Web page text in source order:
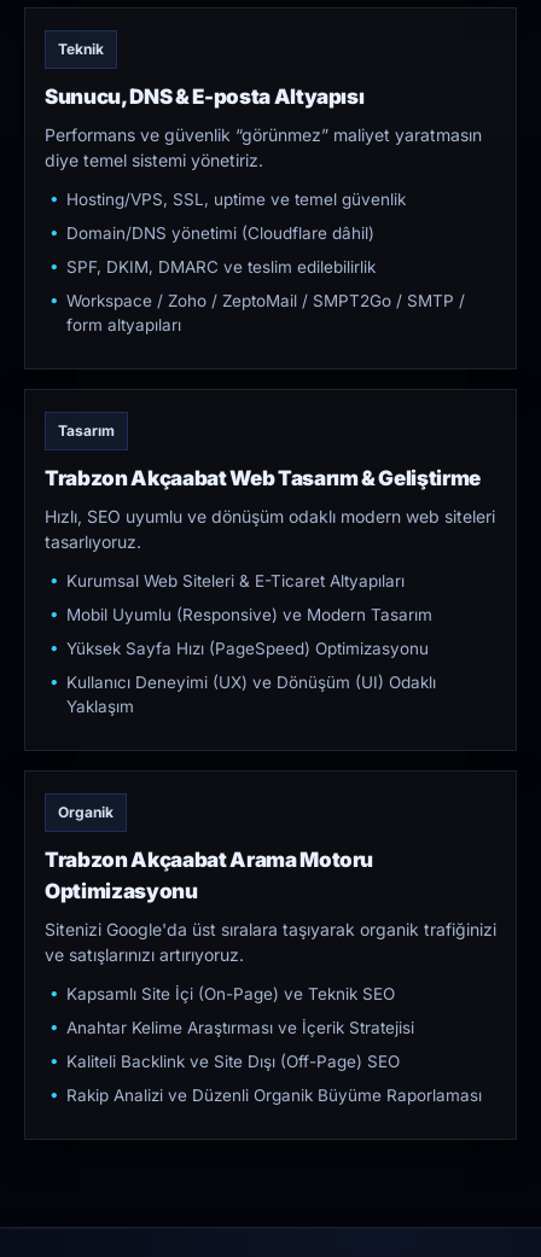
Teknik
Sunucu, DNS & E-posta Altyapısı
Performans ve güvenlik “görünmez” maliyet yaratmasın
diye temel sistemi yönetiriz.
Hosting/VPS, SSL, uptime ve temel güvenlik
Domain/DNS yönetimi (Cloudflare dâhil)
SPF, DKIM, DMARC ve teslim edilebilirlik
Workspace / Zoho / ZeptoMail / SMPT2Go / SMTP /
form altyapıları
Tasarım
Trabzon Akçaabat Web Tasarım & Geliştirme
Hızlı, SEO uyumlu ve dönüşüm odaklı modern web siteleri
tasarlıyoruz.
Kurumsal Web Siteleri & E-Ticaret Altyapıları
Mobil Uyumlu (Responsive) ve Modern Tasarım
Yüksek Sayfa Hızı (PageSpeed) Optimizasyonu
Kullanıcı Deneyimi (UX) ve Dönüşüm (UI) Odaklı
Yaklaşım
Organik
Trabzon Akçaabat Arama Motoru
Optimizasyonu
Sitenizi Google'da üst sıralara taşıyarak organik trafiğinizi
ve satışlarınızı artırıyoruz.
Kapsamlı Site İçi (On-Page) ve Teknik SEO
Anahtar Kelime Araştırması ve İçerik Stratejisi
Kaliteli Backlink ve Site Dışı (Off-Page) SEO
Rakip Analizi ve Düzenli Organik Büyüme Raporlaması